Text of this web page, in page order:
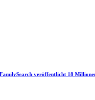
veröffentlicht 18